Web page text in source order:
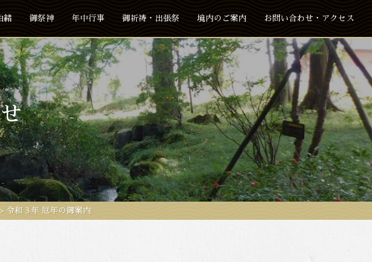
緒 御祭神 年中行事 御祈祷・出張祭 境内のご案内 お問い合わせ・アクセス
> 令和３年 厄年の御案内